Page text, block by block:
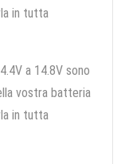
in tutta
a 14.8V sono
vostra batteria
in tutta